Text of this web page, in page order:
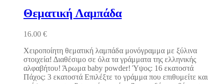
Θεματική Λαμπάδα
16.00 €
Χειροποίητη θεματική λαμπάδα μονόγραμμα με ξύλινα
στοιχεία! Διαθέσιμο σε όλα τα γράμματα της ελληνικής
αλφαβήτου! Άρωμα baby powder! Ύψος: 16 εκατοστά
Πάχος: 3 εκατοστά Επιλέξτε το γράμμα που επιθυμείτε και